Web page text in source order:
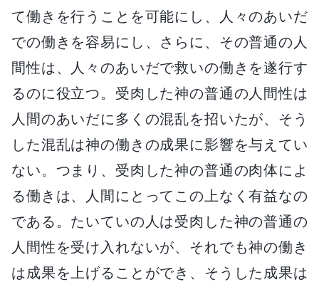
て働きを行うことを可能にし、人々のあいだ
での働きを容易にし、さらに、その普通の人
間性は、人々のあいだで救いの働きを遂行す
るのに役立つ。受肉した神の普通の人間性は
人間のあいだに多くの混乱を招いたが、そう
した混乱は神の働きの成果に影響を与えてい
ない。つまり、受肉した神の普通の肉体によ
る働きは、人間にとってこの上なく有益なの
である。たいていの人は受肉した神の普通の
人間性を受け入れないが、それでも神の働き
は成果を上げることができ、そうした成果は